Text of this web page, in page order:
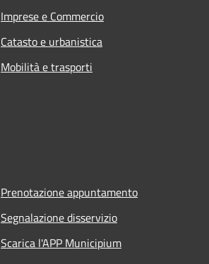
Imprese e Commercio
Catasto e urbanistica
Mobilità e trasporti
Prenotazione appuntamento
Segnalazione disservizio
Scarica l'APP Municipium